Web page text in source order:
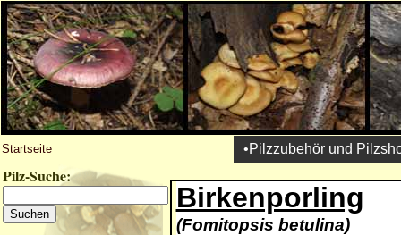
Startseite •Pilzzubehör und
Pilz-Suche:
Birkenporling
(Fomitopsis betulina)